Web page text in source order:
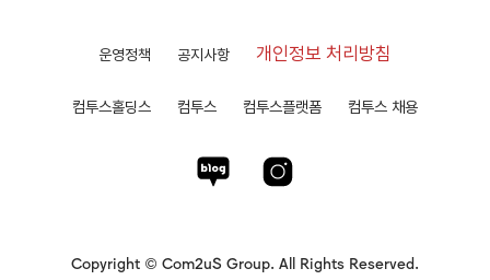
운영정책 공지사항 개인정보 처리방침
컴투스홀딩스 컴투스 컴투스플랫폼 컴투스 채용
Copyright © Com2uS Group. All Rights Reserved.